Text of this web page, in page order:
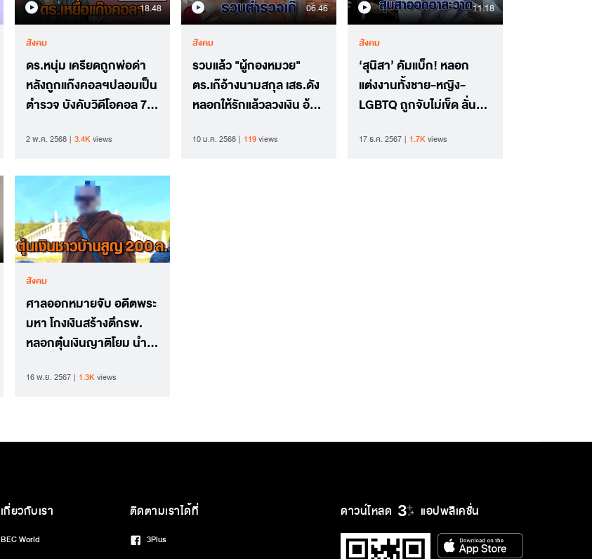
18.48
สังคม
ดร.หนุ่ม เครียดถูกพ่อด่า
หลังถูกแก๊งคอลฯปลอมเป็น
ตำรวจ บังคับวิดีโอคอล 7
ล้าน
2 พ.ค. 2568 3.4Kviews
06.46
สังคม
รวบแล้ว "ผู้กองหมวย"
ตร.เก๊อ้างนามสกุล เสธ.ดัง
หลอกให้รักแล้วลวงเงิน อ้าง
10 ม.ค. 2568 119views
11.18
สังคม
‘สุนิสา’ คัมแบ็ก! หลอก
แต่งงานทั้งชาย-หญิง-
LGBTQ ถูกจับไม่เข็ด ลั่นตุ๋น
17 ธ.ค. 2567 1.7Kviews
สังคม
ศาลออกหมายจับ อดีตพระ
มหา โกงเงินสร้างตึกรพ.
หลอกตุ๋นเงินญาติโยม นำไป
200 ล้าน
16 พ.ย. 2567 1.3Kviews
ดาวน์โหลด แอปพลิเคชั่น
เกี่ยวกับเรา
BEC World
ติดตามเราได้ที่
3Plus